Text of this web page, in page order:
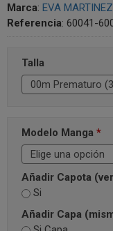
Marca: EVA
Referencia: 60041-
Talla
Modelo Manga *
Añadir Capota
Si
Añadir Capa